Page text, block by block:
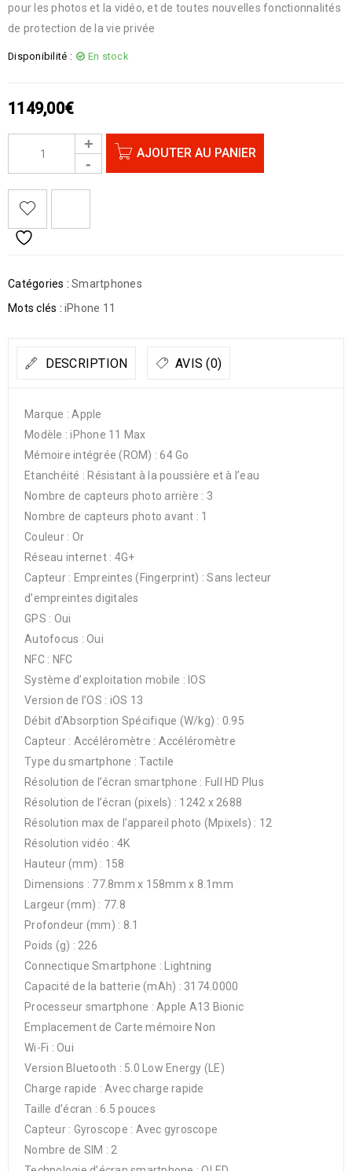
pour les photos et la vidéo, et de toutes nouvelles fonctionnalités
de protection de la vie privée
Disponibilité : En stock
1149,00€
AJOUTER AU PANIER
Catégories : Smartphones
Mots clés : iPhone 11
DESCRIPTION AVIS (0)
Marque : Apple
Modèle : iPhone 11 Max
Mémoire intégrée (ROM) : 64 Go
Etanchéité : Résistant à la poussière et à l’eau
Nombre de capteurs photo arrière : 3
Nombre de capteurs photo avant : 1
Couleur : Or
Réseau internet : 4G+
Capteur : Empreintes (Fingerprint) : Sans lecteur
d’empreintes digitales
GPS : Oui
Autofocus : Oui
NFC : NFC
Système d’exploitation mobile : IOS
Version de l’OS : iOS 13
Débit d’Absorption Spécifique (W/kg) : 0.95
Capteur : Accéléromètre : Accéléromètre
Type du smartphone : Tactile
Résolution de l’écran smartphone : Full HD Plus
Résolution de l’écran (pixels) : 1242 x 2688
Résolution max de l’appareil photo (Mpixels) : 12
Résolution vidéo : 4K
Hauteur (mm) : 158
Dimensions : 77.8mm x 158mm x 8.1mm
Largeur (mm) : 77.8
Profondeur (mm) : 8.1
Poids (g) : 226
Connectique Smartphone : Lightning
Capacité de la batterie (mAh) : 3174.0000
Processeur smartphone : Apple A13 Bionic
Emplacement de Carte mémoire Non
Wi-Fi : Oui
Version Bluetooth : 5.0 Low Energy (LE)
Charge rapide : Avec charge rapide
Taille d’écran : 6.5 pouces
Capteur : Gyroscope : Avec gyroscope
Nombre de SIM : 2